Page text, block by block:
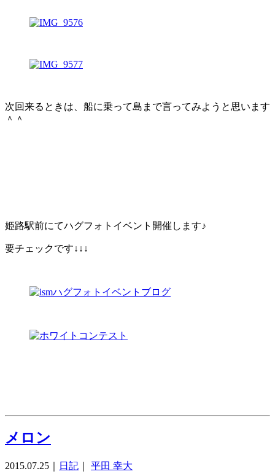
次回来るときは、船に乗って島まで言ってみようと思います
＾＾
姫路駅前にてハグフォトイベント開催します♪
要チェックです↓↓↓
メロン
2015.07.25 日記 平田 幸大